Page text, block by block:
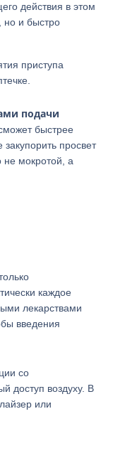
действия в этом
но и быстро
приступа
подачи
быстрее
просвет
мокротой, а
каждое
лекарствами
введения
со
доступ воздуху. В
или